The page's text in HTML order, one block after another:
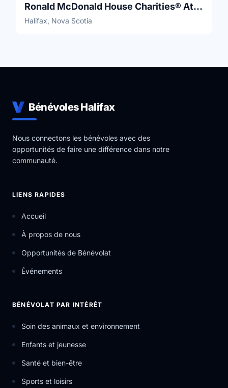
Ronald McDonald House Charities® Atlantic
Halifax, Nova Scotia
Bénévoles Halifax
Nous connectons les bénévoles avec des
opportunités de faire une différence dans notre
communauté.
LIENS RAPIDES
Accueil
À propos de nous
Opportunités de Bénévolat
Événements
BÉNÉVOLAT PAR INTÉRÊT
Soin des animaux et environnement
Enfants et jeunesse
Santé et bien-être
Sports et loisirs